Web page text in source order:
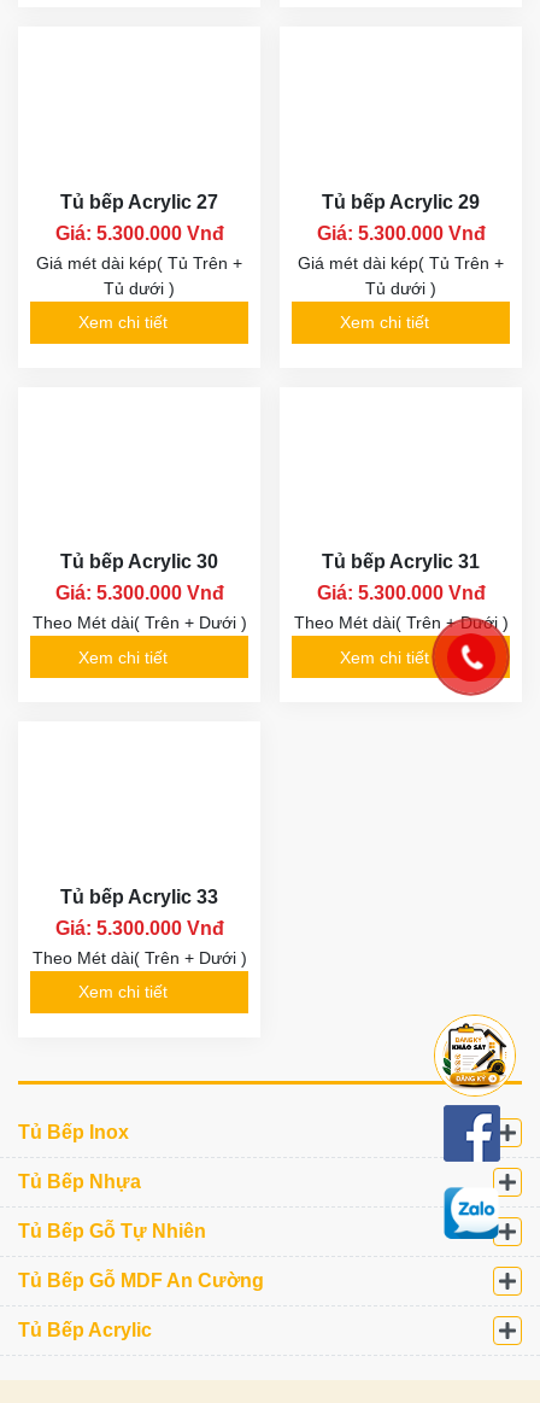
Tủ bếp Acrylic 27
Giá: 5.300.000 Vnđ
Giá mét dài kép( Tủ Trên +
Tủ dưới )
Xem chi tiết
Tủ bếp Acrylic 29
Giá: 5.300.000 Vnđ
Giá mét dài kép( Tủ Trên +
Tủ dưới )
Xem chi tiết
Tủ bếp Acrylic 30
Giá: 5.300.000 Vnđ
Theo Mét dài( Trên + Dưới )
Xem chi tiết
Tủ bếp Acrylic 31
Giá: 5.300.000 Vnđ
Theo Mét dài( Trên + Dưới )
Xem chi tiết
Tủ bếp Acrylic 33
Giá: 5.300.000 Vnđ
Theo Mét dài( Trên + Dưới )
Xem chi tiết
Tủ Bếp Inox
Tủ Bếp Nhựa
Tủ Bếp Gỗ Tự Nhiên
Tủ Bếp Gỗ MDF An Cường
Tủ Bếp Acrylic